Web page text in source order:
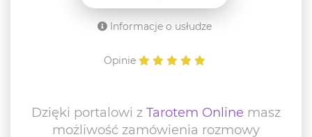
Informacje o usłudze
Opinie
Dzięki portalowi z Tarotem Online masz
możliwość zamówienia rozmowy